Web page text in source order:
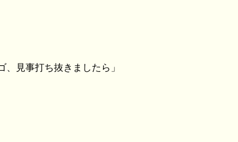
見事打ち抜きましたら」